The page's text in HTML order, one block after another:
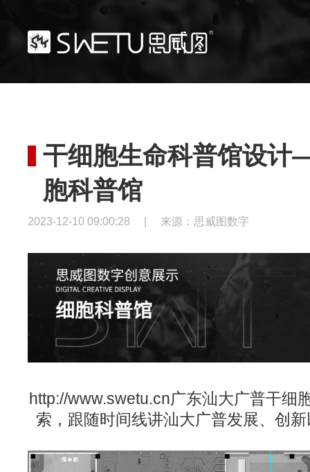
干细胞生命科普馆设计
胞科普馆
2023-12-10 09:00:28 来源：思威图数字
http://www.swetu.cn广东汕大广普干细
索，跟随时间线讲汕大广普发展、创